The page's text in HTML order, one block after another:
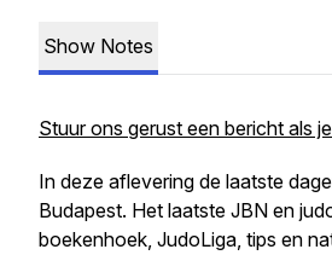
Show Notes
Stuur ons gerust een bericht als
In deze aflevering de laatste
Budapest. Het laatste JBN en
boekenhoek, JudoLiga, tips en